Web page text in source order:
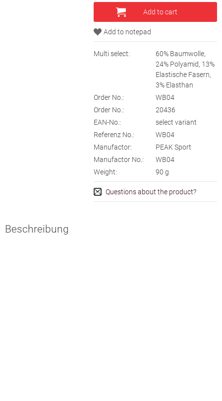
Multi select:
60% Baumwolle,
24% Polyamid, 13%
Elastische Fasern,
3% Elasthan
Order No.:
WB04
Order No.:
20436
EAN-No.:
select variant
Referenz No.:
WB04
Manufactor:
PEAK Sport
Manufactor No.:
WB04
Weight:
90 g
Questions about the product?
Beschreibung